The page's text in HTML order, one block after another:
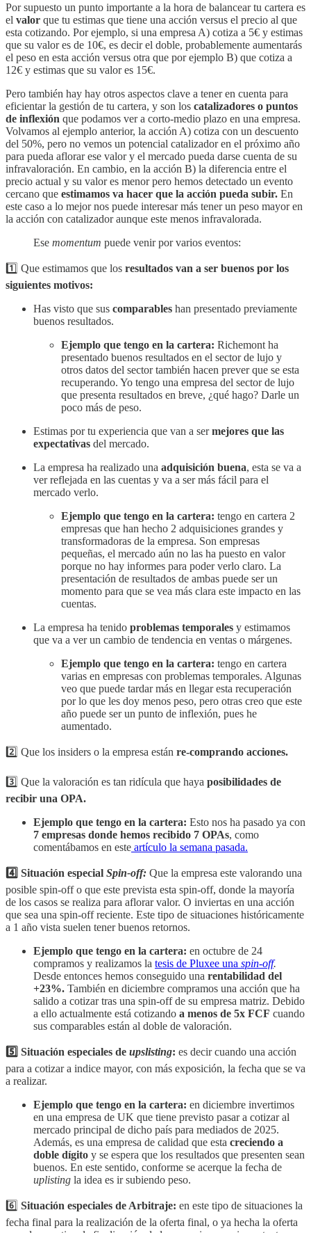
Por supuesto un punto importante a la hora de balancear tu cartera es
el valor que tu estimas que tiene una acción versus el precio al que
esta cotizando. Por ejemplo, si una empresa A) cotiza a 5€ y estimas
que su valor es de 10€, es decir el doble, probablemente aumentarás
el peso en esta acción versus otra que por ejemplo B) que cotiza a
12€ y estimas que su valor es 15€.
Pero también hay hay otros aspectos clave a tener en cuenta para
eficientar la gestión de tu cartera, y son los catalizadores o puntos
de inflexión que podamos ver a corto-medio plazo en una empresa.
Volvamos al ejemplo anterior, la acción A) cotiza con un descuento
del 50%, pero no vemos un potencial catalizador en el próximo año
para pueda aflorar ese valor y el mercado pueda darse cuenta de su
infravaloración. En cambio, en la acción B) la diferencia entre el
precio actual y su valor es menor pero hemos detectado un evento
cercano que estimamos va hacer que la acción pueda subir. En
este caso a lo mejor nos puede interesar más tener un peso mayor en
la acción con catalizador aunque este menos infravalorada.
Ese momentum puede venir por varios eventos:
1️⃣ Que estimamos que los resultados van a ser buenos por los
siguientes motivos:
Has visto que sus comparables han presentado previamente
buenos resultados.
Ejemplo que tengo en la cartera: Richemont ha
presentado buenos resultados en el sector de lujo y
otros datos del sector también hacen prever que se esta
recuperando. Yo tengo una empresa del sector de lujo
que presenta resultados en breve, ¿qué hago? Darle un
poco más de peso.
Estimas por tu experiencia que van a sermejores que las
expectativas del mercado.
La empresa ha realizado una adquisición buena, esta se va a
ver reflejada en las cuentas y va a ser más fácil para el
mercado verlo.
Ejemplo que tengo en la cartera: tengo en cartera 2
empresas que han hecho 2 adquisiciones grandes y
transformadoras de la empresa. Son empresas
pequeñas, el mercado aún no las ha puesto en valor
porque no hay informes para poder verlo claro. La
presentación de resultados de ambas puede ser un
momento para que se vea más clara este impacto en las
cuentas.
La empresa ha tenido problemas temporales y estimamos
que va a ver un cambio de tendencia en ventas o márgenes.
Ejemplo que tengo en la cartera: tengo en cartera
varias en empresas con problemas temporales. Algunas
veo que puede tardar más en llegar esta recuperación
por lo que les doy menos peso, pero otras creo que este
año puede ser un punto de inflexión, pues he
aumentado.
2️⃣ Que los insiders o la empresa están re-comprando acciones.
3️⃣ Que la valoración es tan ridícula que haya posibilidades de
recibir una OPA.
Ejemplo que tengo en la cartera: Esto nos ha pasado ya con
7 empresas donde hemos recibido 7 OPAs, como
comentábamos en este artículo la semana pasada.
4️⃣ Situación especial Spin-off: Que la empresa este valorando una
posible spin-off o que este prevista esta spin-off, donde la mayoría
de los casos se realiza para aflorar valor. O inviertas en una acción
que sea una spin-off reciente. Este tipo de situaciones históricamente
a 1 año vista suelen tener buenos retornos.
Ejemplo que tengo en la cartera: en octubre de 24
compramos y realizamos la tesis de Pluxee una spin-off.
Desde entonces hemos conseguido una rentabilidad del
+23%. También en diciembre compramos una acción que ha
salido a cotizar tras una spin-off de su empresa matriz. Debido
a ello actualmente está cotizando a menos de 5x FCF cuando
sus comparables están al doble de valoración.
5️⃣ Situación especiales de upslisting: es decir cuando una acción
para a cotizar a indice mayor, con más exposición, la fecha que se va
a realizar.
Ejemplo que tengo en la cartera: en diciembre invertimos
en una empresa de UK que tiene previsto pasar a cotizar al
mercado principal de dicho país para mediados de 2025.
Además, es una empresa de calidad que esta creciendo a
doble dígito y se espera que los resultados que presenten sean
buenos. En este sentido, conforme se acerque la fecha de
uplisting la idea es ir subiendo peso.
6️⃣ Situación especiales de Arbitraje: en este tipo de situaciones la
fecha final para la realización de la oferta final, o ya hecha la oferta